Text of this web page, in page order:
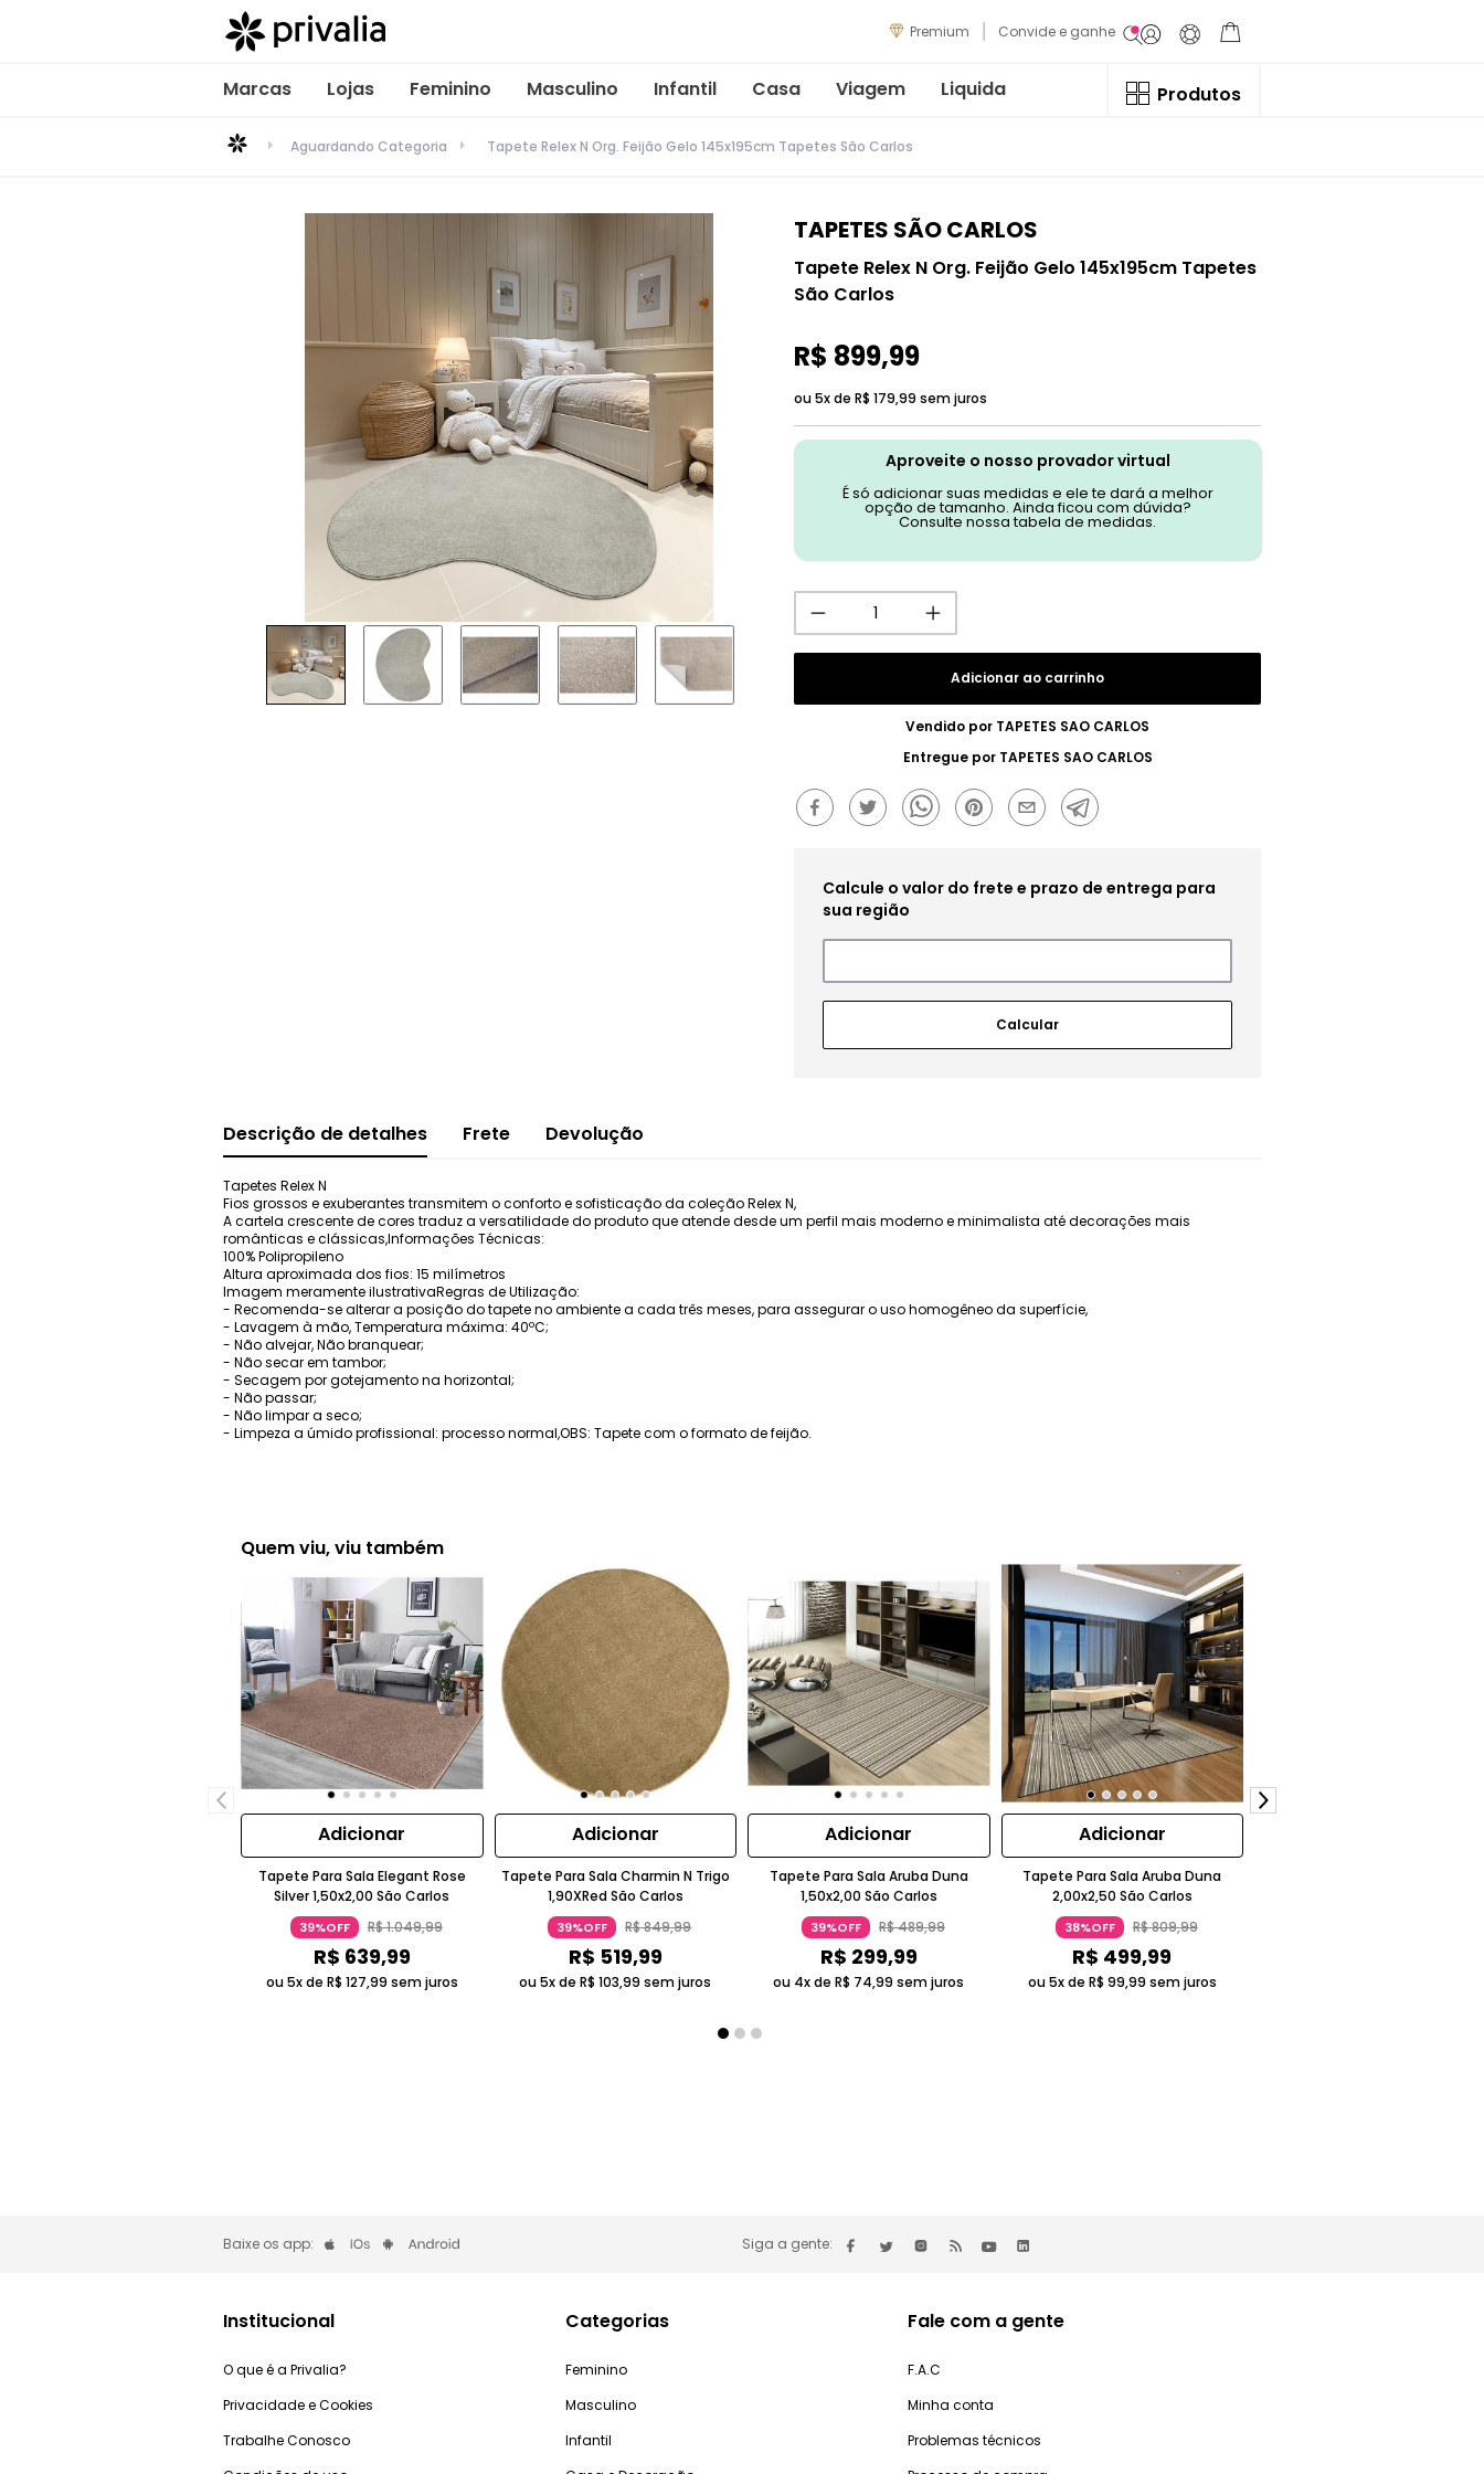
Premium Convide e ganhe
Marcas Lojas Feminino Masculino Infantil Casa Viagem Liquida Produtos
Aguardando Categoria Tapete Relex N Org. Feijão Gelo 145x195cm Tapetes São Carlos
TAPETES SÃO CARLOS
Tapete Relex N Org. Feijão Gelo 145x195cm Tapetes
São Carlos
R$ 899,99
ou 5x de R$ 179,99 sem juros
Aproveite o nosso provador virtual
É só adicionar suas medidas e ele te dará a melhor
opção de tamanho. Ainda ficou com dúvida?
Consulte nossa tabela de medidas.
Adicionar ao carrinho
Vendido por TAPETES SAO CARLOS
Entregue por TAPETES SAO CARLOS
Descrição de detalhes Frete Devolução
Tapetes Relex N
Fios grossos e exuberantes transmitem o conforto e sofisticação da coleção Relex N,
A cartela crescente de cores traduz a versatilidade do produto que atende desde um perfil mais moderno e minimalista até decorações mais
românticas e clássicas,Informações Técnicas:
100% Polipropileno
Altura aproximada dos fios: 15 milímetros
Imagem meramente ilustrativaRegras de Utilização:
- Recomenda-se alterar a posição do tapete no ambiente a cada três meses, para assegurar o uso homogêneo da superfície,
- Lavagem à mão, Temperatura máxima: 40ºC;
- Não alvejar, Não branquear;
- Não secar em tambor;
- Secagem por gotejamento na horizontal;
- Não passar;
- Não limpar a seco;
- Limpeza a úmido profissional: processo normal,OBS: Tapete com o formato de feijão.
Quem viu, viu também
Adicionar
Tapete Para Sala Elegant Rose
Silver 1,50x2,00 São Carlos
39%OFF R$1.049,99
R$ 639,99
ou 5x de R$ 127,99 sem juros
Adicionar
Tapete Para Sala Charmin N Trigo
1,90XRed São Carlos
39%OFF R$849,99
R$ 519,99
ou 5x deR$ 103,99 sem juros
Adicionar
Tapete Para Sala Aruba Duna
1,50x2,00 São Carlos
39%OFF R$489,99
R$ 299,99
ou 4x deR$ 74,99 sem juros
Adicionar
Tapete Para Sala Aruba Duna
2,00x2,50 São Carlos
38%OFF R$809,99
R$ 499,99
ou 5x de R$ 99,99 sem juros
Baixe os app: Siga a gente:
Institucional
O que é a Privalia?
Privacidade e Cookies
Trabalhe Conosco
Categorias
Feminino
Masculino
Infantil
Fale com a gente
F.A.C
Minha conta
Problemas técnicos